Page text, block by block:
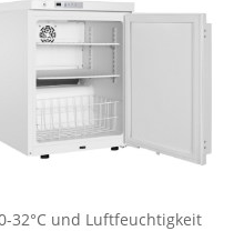
32°C und Luftfeuchtigkeit